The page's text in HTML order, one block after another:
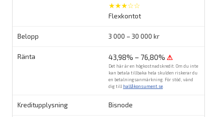
★★★☆☆
Flexkontot
3 000 – 30 000 kr
43,98% – 76,80% ⚠
Det här är en högkostnadskredit. Om du inte
kan betala tillbaka hela skulden riskerar du
en betalningsanmärkning. För stöd, vänd
dig till hallåkonsument.se
Bisnode